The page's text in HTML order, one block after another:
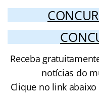
Receba
notícias do
Clique no link